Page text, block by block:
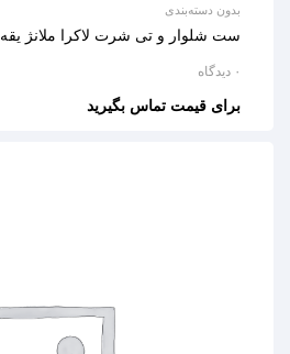
بدون دسته‌بندی
ست شلوار و تی شرت لاکرا ملانژ یقه 7 NP
۰ دیدگاه
برای قیمت تماس بگیرید